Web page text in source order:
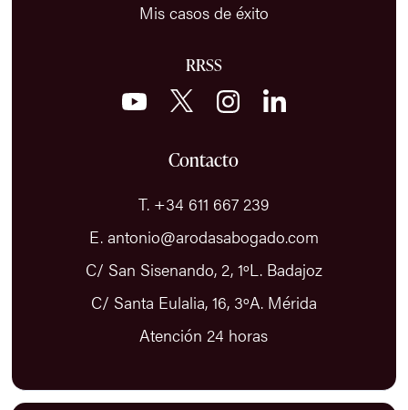
Mis casos de éxito
RRSS
Contacto
T. +34 611 667 239
E. antonio@arodasabogado.com
C/ San Sisenando, 2, 1ºL. Badajoz
C/ Santa Eulalia, 16, 3ºA. Mérida
Atención 24 horas